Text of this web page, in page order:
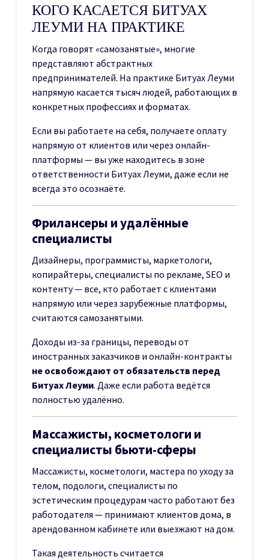
КОГО КАСАЕТСЯ БИТУАХ
ЛЕУМИ НА ПРАКТИКЕ
Когда говорят «самозанятые», многие
представляют абстрактных
предпринимателей. На практике Битуах Леуми
напрямую касается тысяч людей, работающих в
конкретных профессиях и форматах.
Если вы работаете на себя, получаете оплату
напрямую от клиентов или через онлайн-
платформы — вы уже находитесь в зоне
ответственности Битуах Леуми, даже если не
всегда это осознаёте.
Фрилансеры и удалённые
специалисты
Дизайнеры, программисты, маркетологи,
копирайтеры, специалисты по рекламе, SEO и
контенту — все, кто работает с клиентами
напрямую или через зарубежные платформы,
считаются самозанятыми.
Доходы из-за границы, переводы от
иностранных заказчиков и онлайн-контракты
не освобождают от обязательств перед
Битуах Леуми. Даже если работа ведётся
полностью удалённо.
Массажисты, косметологи и
специалисты бьюти-сферы
Массажисты, косметологи, мастера по уходу за
телом, подологи, специалисты по
эстетическим процедурам часто работают без
работодателя — принимают клиентов дома, в
арендованном кабинете или выезжают на дом.
Такая деятельность считается